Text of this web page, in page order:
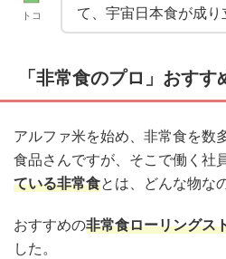
トコ
て、宇宙日本食が成り
「非常食のプロ」おす
アルファ米を始め、非常食を数
食品さんですが、そこで働く社
ている非常食とは、どんな物な
おすすめの非常食ローリングス
した。